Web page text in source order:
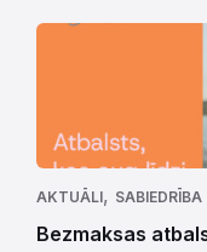
AKTUĀLI, SABIEDRĪBA
Bezmaksas